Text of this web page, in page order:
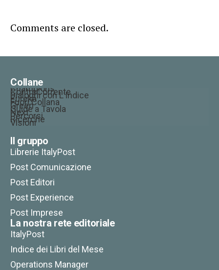
Comments are closed.
Collane
Champions
ControCorrente
Dialoghi con L’Indice
Eureka
Fuori Collana
Green
Guide a Tavola
Next
Percorsi
Ricerche
Visioni
Il gruppo
Librerie ItalyPost
Post Comunicazione
Post Editori
Post Experience
Post Imprese
La nostra rete editoriale
ItalyPost
Indice dei Libri del Mese
Operations Manager